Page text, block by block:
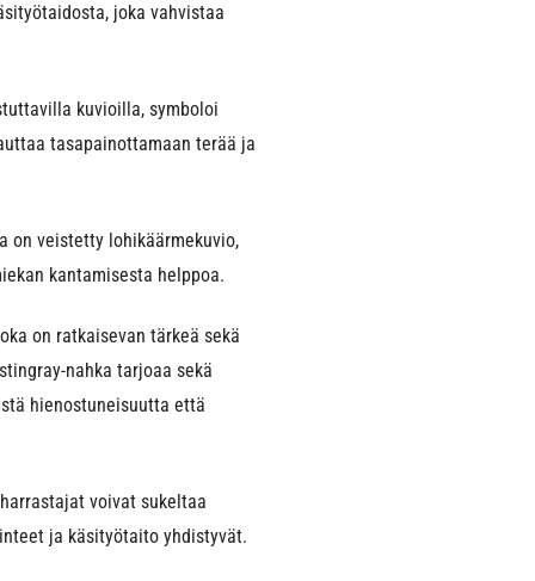
joka vahvistaa
kuvioilla, symboloi
tasapainottamaan terää ja
on veistetty lohikäärmekuvio,
kantamisesta helppoa.
on ratkaisevan tärkeä sekä
nahka tarjoaa sekä
hienostuneisuutta että
voivat sukeltaa
ja käsityötaito yhdistyvät.